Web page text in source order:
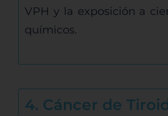
VPH y la exposición a
químicos.
4. Cáncer de